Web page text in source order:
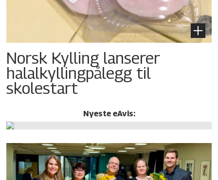
Norsk Kylling lanserer
halalkylling­pålegg til
skolestart
Nyeste eAvis: